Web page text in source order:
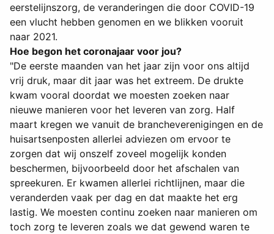
eerstelijnszorg, de veranderingen die door COVID-19
een vlucht hebben genomen en we blikken vooruit
naar 2021.
Hoe begon het coronajaar voor jou?
"De eerste maanden van het jaar zijn voor ons altijd
vrij druk, maar dit jaar was het extreem. De drukte
kwam vooral doordat we moesten zoeken naar
nieuwe manieren voor het leveren van zorg. Half
maart kregen we vanuit de brancheverenigingen en de
huisartsenposten allerlei adviezen om ervoor te
zorgen dat wij onszelf zoveel mogelijk konden
beschermen, bijvoorbeeld door het afschalen van
spreekuren. Er kwamen allerlei richtlijnen, maar die
veranderden vaak per dag en dat maakte het erg
lastig. We moesten continu zoeken naar manieren om
toch zorg te leveren zoals we dat gewend waren te